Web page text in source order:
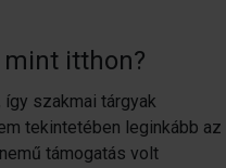
mint itthon?
így szakmai tárgyak
tekintetében leginkább az
támogatás volt